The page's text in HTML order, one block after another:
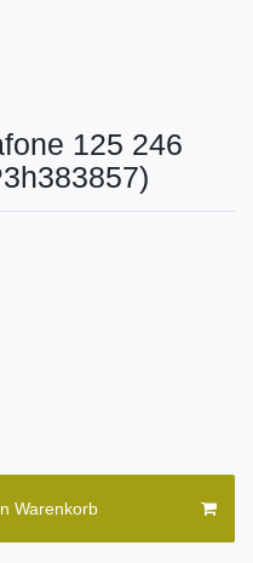
125 246
Warenkorb